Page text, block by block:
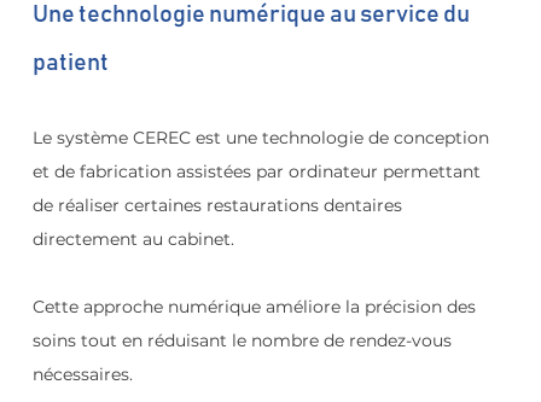
Une technologie numérique au service du
patient
Le système CEREC est une technologie de conception
et de fabrication assistées par ordinateur permettant
de réaliser certaines restaurations dentaires
directement au cabinet.
Cette approche numérique améliore la précision des
soins tout en réduisant le nombre de rendez-vous
nécessaires.